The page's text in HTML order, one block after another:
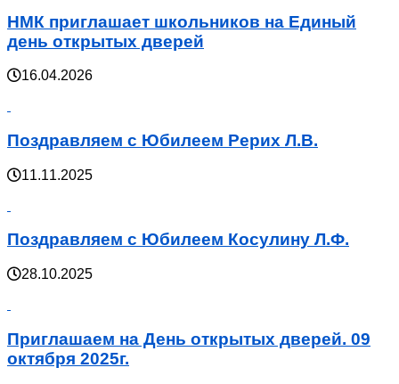
НМК приглашает школьников на Единый
день открытых дверей
16.04.2026
Поздравляем с Юбилеем Рерих Л.В.
11.11.2025
Поздравляем с Юбилеем Косулину Л.Ф.
28.10.2025
Приглашаем на День открытых дверей. 09
октября 2025г.